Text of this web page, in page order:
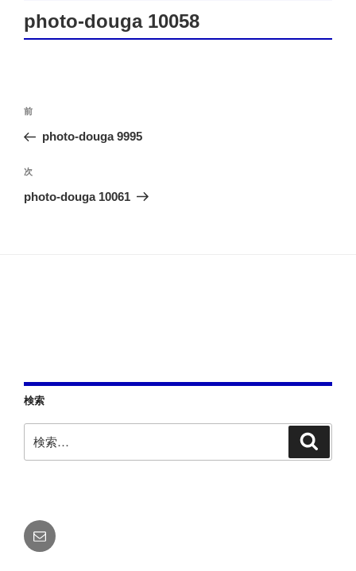
photo-douga 10058
投
稿
ビ
ゲ
前
の
稿
前
photo-douga 9995
次
の
次
photo-douga 10061
検索
索:
メ
ー